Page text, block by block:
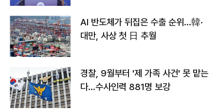
AI 반도체가 뒤집은 수출 순위…韓·
대만, 사상 첫 日 추월
경찰, 9월부터 '제 가족 사건' 못 맡는
다…수사인력 881명 보강